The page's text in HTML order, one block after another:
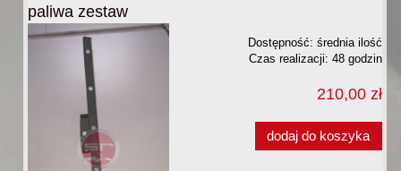
paliwa zestaw
Dostępność: średnia ilość
Czas realizacji: 48 godzin
210,00 zł
dodaj do koszyka